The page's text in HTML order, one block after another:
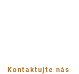
Kontaktujte nás